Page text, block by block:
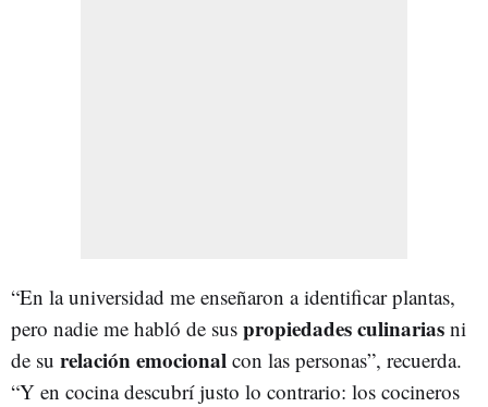
“En la universidad me enseñaron a identificar plantas,
pero nadie me habló de sus propiedades culinarias ni
de su relación emocional con las personas”, recuerda.
“Y en cocina descubrí justo lo contrario: los cocineros